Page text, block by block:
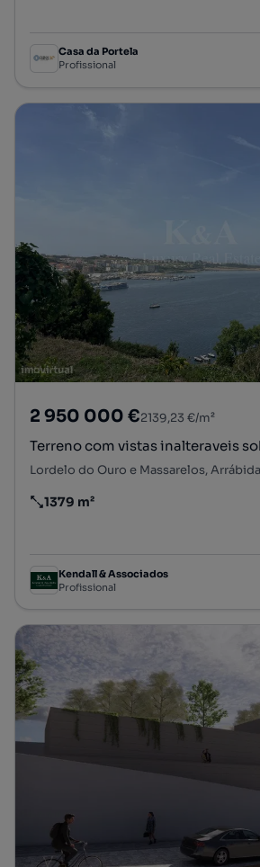
Casa da Portela
Profissional
2 950 000 €2139,23 €/m²
Terreno com vistas inalteraveis
Preço por metro quadrado
1379 m²
Kendall & Associados
Profissional